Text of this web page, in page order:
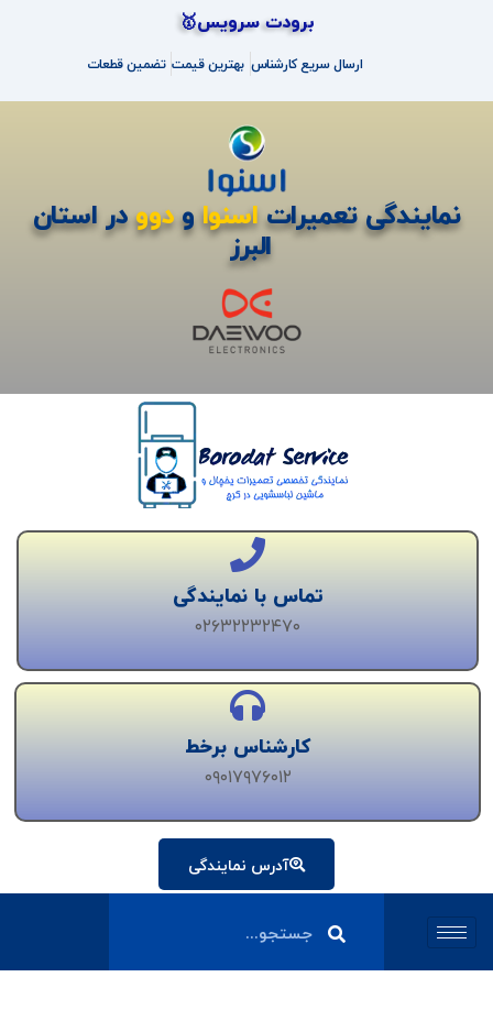
برودت سرویس🥇
ارسال سریع کارشناس بهترین قیمت تضمین قطعات
نمایندگی تعمیراتاسنواودوودر استان
البرز
تماس با نمایندگی
۰۲۶۳۲۲۳۲۴۷۰
کارشناس برخط
۰۹۰۱۷۹۷۶۰۱۲
آدرس نمایندگی